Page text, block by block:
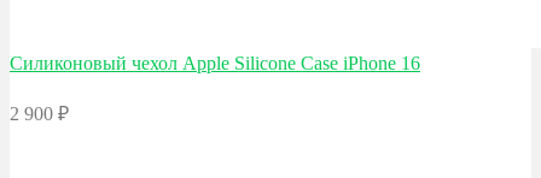
Силиконовый чехол Apple Silicone Case iPhone 16
2 900 ₽